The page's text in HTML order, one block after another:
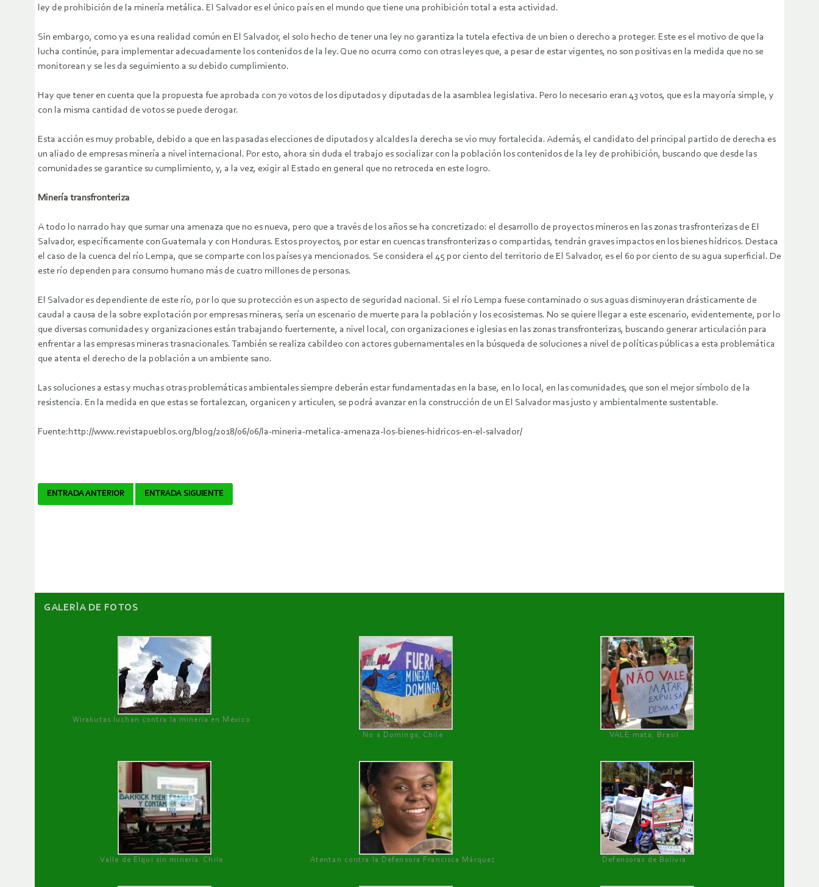
ley de prohibición de la minería metálica. El Salvador es el único país en el mundo que tiene una prohibición total a esta actividad.
Sin embargo, como ya es una realidad común en El Salvador, el solo hecho de tener una ley no garantiza la tutela efectiva de un bien o derecho a proteger. Este es el motivo de que la
lucha continúe, para implementar adecuadamente los contenidos de la ley. Que no ocurra como con otras leyes que, a pesar de estar vigentes, no son positivas en la medida que no se
monitorean y se les da seguimiento a su debido cumplimiento.
Hay que tener en cuenta que la propuesta fue aprobada con 70 votos de los diputados y diputadas de la asamblea legislativa. Pero lo necesario eran 43 votos, que es la mayoría simple, y
con la misma cantidad de votos se puede derogar.
Esta acción es muy probable, debido a que en las pasadas elecciones de diputados y alcaldes la derecha se vio muy fortalecida. Además, el candidato del principal partido de derecha es
un aliado de empresas minería a nivel internacional. Por esto, ahora sin duda el trabajo es socializar con la población los contenidos de la ley de prohibición, buscando que desde las
comunidades se garantice su cumplimiento, y, a la vez, exigir al Estado en general que no retroceda en este logro.
Minería transfronteriza
A todo lo narrado hay que sumar una amenaza que no es nueva, pero que a través de los años se ha concretizado: el desarrollo de proyectos mineros en las zonas trasfronterizas de El
Salvador, específicamente con Guatemala y con Honduras. Estos proyectos, por estar en cuencas transfronterizas o compartidas, tendrán graves impactos en los bienes hídricos. Destaca
el caso de la cuenca del río Lempa, que se comparte con los países ya mencionados. Se considera el 45 por ciento del territorio de El Salvador, es el 60 por ciento de su agua superficial. De
este río dependen para consumo humano más de cuatro millones de personas.
El Salvador es dependiente de este río, por lo que su protección es un aspecto de seguridad nacional. Si el río Lempa fuese contaminado o sus aguas disminuyeran drásticamente de
caudal a causa de la sobre explotación por empresas mineras, sería un escenario de muerte para la población y los ecosistemas. No se quiere llegar a este escenario, evidentemente, por lo
que diversas comunidades y organizaciones están trabajando fuertemente, a nivel local, con organizaciones e iglesias en las zonas transfronterizas, buscando generar articulación para
enfrentar a las empresas mineras trasnacionales. También se realiza cabildeo con actores gubernamentales en la búsqueda de soluciones a nivel de políticas públicas a esta problemática
que atenta el derecho de la población a un ambiente sano.
Las soluciones a estas y muchas otras problemáticas ambientales siempre deberán estar fundamentadas en la base, en lo local, en las comunidades, que son el mejor símbolo de la
resistencia. En la medida en que estas se fortalezcan, organicen y articulen, se podrá avanzar en la construcción de un El Salvador mas justo y ambientalmente sustentable.
Fuente:http://www.revistapueblos.org/blog/2018/06/06/la-mineria-metalica-amenaza-los-bienes-hidricos-en-el-salvador/
Navegador
ENTRADA ANTERIOR ENTRADA SIGUIENTE
GALERÌA DE FOTOS
Wirakutas luchan contra la minería en México
No a Dominga, Chile
VALE mata, Brasil
Valle de Elqui sin minería. Chile Atentan contra la Defensora Francisca Márquez Defensoras de Bolivia